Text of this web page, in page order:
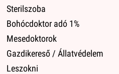
Sterilszoba
Bohócdoktor adó 1%
Mesedoktorok
Gazdikereső / Állatvédelem
Leszokni